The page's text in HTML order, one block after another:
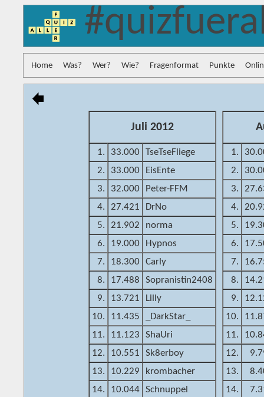
Home Was? Wer? Wie? Fragenformat Punkte
Juli 2012
1. 33.000 TseTseFliege
2.
33.000
EisEnte
3.
32.000
Peter-FFM
4.
27.421
DrNo
5.
21.902
norma
6.
19.000
Hypnos
7.
18.300 Carly
8.
17.488
Sopranistin2408
9.
13.721
Lilly
10.
11.435
_DarkStar_
11.
11.123
ShaUri
12.
10.551
Sk8erboy
13.
10.229
krombacher
14.
10.044 Schnuppel
1.
2.
3.
4.
5.
6.
7.
8.
9.
10.
11.
12.
13.
14.